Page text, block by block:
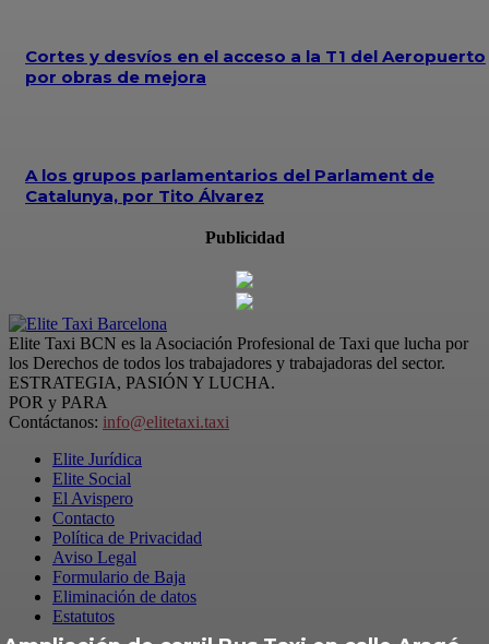
Cortes y desvíos en el acceso a la T1 del Aeropuerto
por obras de mejora
A los grupos parlamentarios del Parlament de
Catalunya, por Tito Álvarez
Publicidad
Elite Taxi BCN es la Asociación Profesional de Taxi que lucha por
los Derechos de todos los trabajadores y trabajadoras del sector.
ESTRATEGIA, PASIÓN Y LUCHA.
POR y PARA
Contáctanos: info@elitetaxi.taxi
Elite Jurídica
Elite Social
El Avispero
Contacto
Política de Privacidad
Aviso Legal
Formulario de Baja
Eliminación de datos
Estatutos